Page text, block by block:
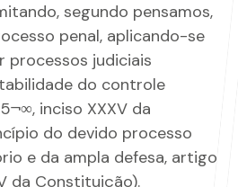
segundo pensamos,
penal, aplicando-se
processos judiciais
do controle
inciso XXXV da
do devido processo
e da ampla defesa, artigo
da Constituição).